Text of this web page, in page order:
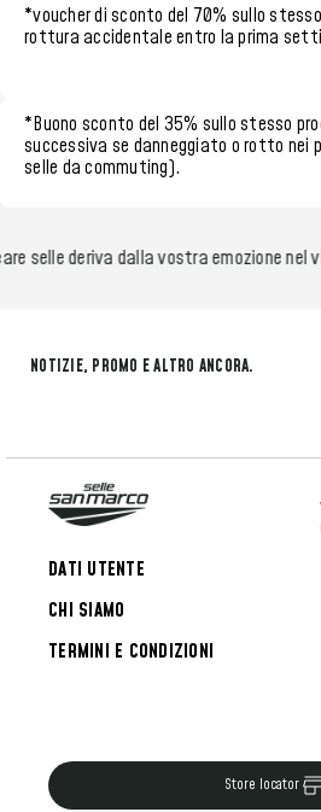
*voucher di sconto del 70% sullo
rottura accidentale entro laprima
*Buono sconto del 35% sullo stesso
successiva se danneggiato o rotto nei
selle da commuting).
selle deriva dalla vostra emozione nel
NOTIZIE, PROMO E ALTRO ANCORA.
CHI SIAMO
Store locator
DATI UTENTE
TERMINI E CONDIZIONI